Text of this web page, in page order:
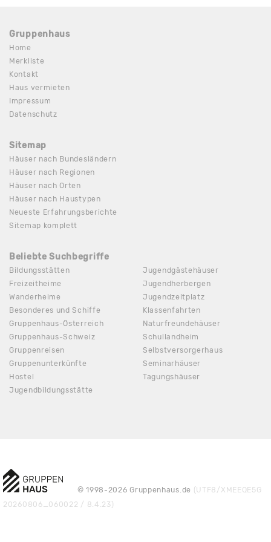
Gruppenhaus
Home
Merkliste
Kontakt
Haus vermieten
Impressum
Datenschutz
Sitemap
Häuser nach Bundesländern
Häuser nach Regionen
Häuser nach Orten
Häuser nach Haustypen
Neueste Erfahrungsberichte
Sitemap komplett
Beliebte Suchbegriffe
Bildungsstätten
Freizeitheime
Wanderheime
Besonderes und Schiffe
Gruppenhaus-Österreich
Gruppenhaus-Schweiz
Gruppenreisen
Gruppenunterkünfte
Hostel
Jugendbildungsstätte
Jugendgästehäuser
Jugendherbergen
Jugendzeltplatz
Klassenfahrten
Naturfreundehäuser
Schullandheim
Selbstversorgerhaus
Seminarhäuser
Tagungshäuser
© 1998-2026 Gruppenhaus.de (UTF8/XMEEQE5G
20260806_060022 / 8.4.23)